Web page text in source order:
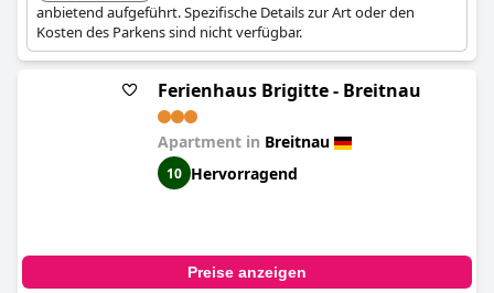
anbietend aufgeführt. Spezifische Details zur Art oder den
Kosten des Parkens sind nicht verfügbar.
Ferienhaus Brigitte - Breitnau
Apartment in Breitnau
10 Hervorragend
Preise anzeigen